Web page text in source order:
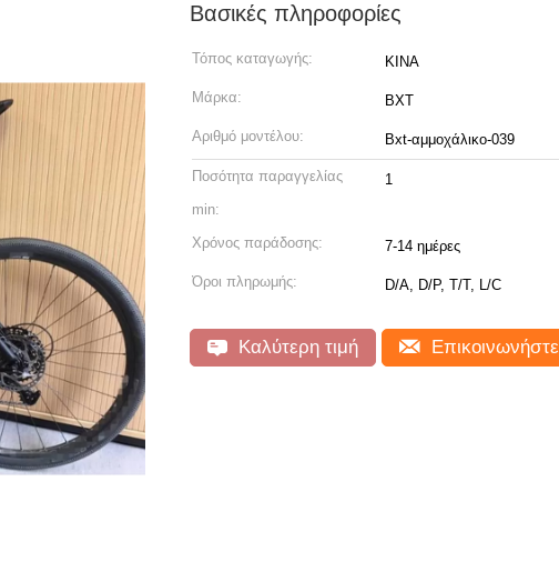
Βασικές πληροφορίες
Τόπος καταγωγής: ΚΙΝΑ
Μάρκα: BXT
Αριθμό μοντέλου: Bxt-αμμοχάλικο-039
Ποσότητα παραγγελίας
min:
1
Χρόνος παράδοσης: 7-14 ημέρες
Όροι πληρωμής: D/A, D/P, T/T, L/C
Καλύτερη τιμή Επικοινωνήστε